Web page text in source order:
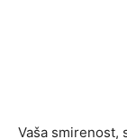
Vaša smirenost,